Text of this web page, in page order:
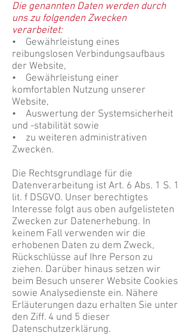
Die genannten Daten werden durch
uns zu folgenden Zwecken
verarbeitet:
• Gewährleistung eines
reibungslosen Verbindungsaufbaus
der Website,
• Gewährleistung einer
komfortablen Nutzung unserer
Website,
• Auswertung der Systemsicherheit
und -stabilität sowie
• zu weiteren administrativen
Zwecken.
Die Rechtsgrundlage für die
Datenverarbeitung ist Art. 6 Abs. 1 S. 1
lit. f DSGVO. Unser berechtigtes
Interesse folgt aus oben aufgelisteten
Zwecken zur Datenerhebung. In
keinem Fall verwenden wir die
erhobenen Daten zu dem Zweck,
Rückschlüsse auf Ihre Person zu
ziehen. Darüber hinaus setzen wir
beim Besuch unserer Website Cookies
sowie Analysedienste ein. Nähere
Erläuterungen dazu erhalten Sie unter
den Ziff. 4 und 5 dieser
Datenschutzerklärung.